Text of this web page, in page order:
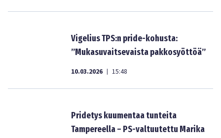
Vigelius TPS:n pride-kohusta:
”Mukasuvaitsevaista pakkosyöttöä”
10.03.2026 | 15:48
Pridetys kuumentaa tunteita
Tampereella – PS-valtuutettu Marika